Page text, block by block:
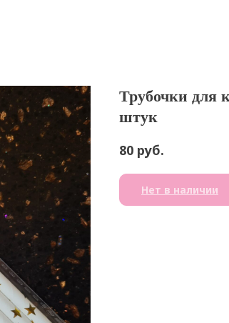
Трубочки для
штук
80 руб.
Нет в наличии